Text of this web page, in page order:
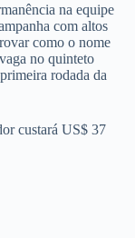
na equipe
com altos
como o nome
no quinteto
rodada da
custará US$ 37